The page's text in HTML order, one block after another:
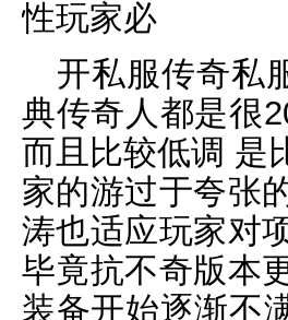
性玩家必
开私服传奇私
典传奇人都是很
而且比较低调 是
家的游过于夸张
涛也适应玩家对
毕竟抗不奇版本
装备开始逐渐不